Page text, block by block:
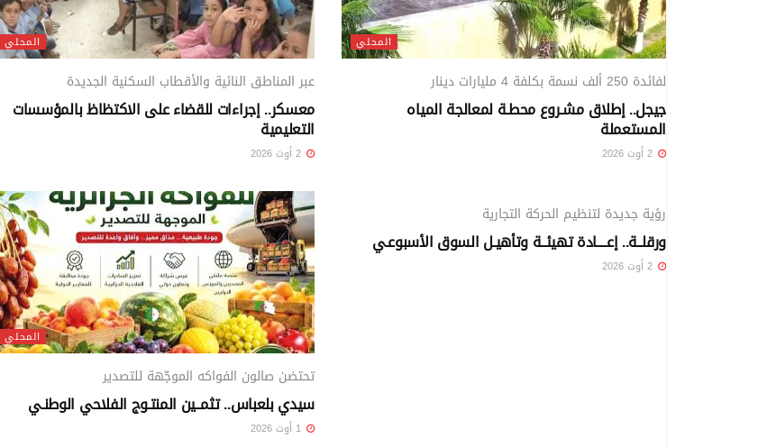
المحلي
لفائدة 250 ألف نسمة بكلفة 4 مليارات دينار
جيجل.. إطلاق مشـروع محطـة لمعالجة المياه
المستعملة
المحلي
عبر المناطق النائية والأقطاب السكنية الجديدة
معسكر.. إجراءات للقضاء على الاكتظاظ بالمؤسسات
التعليمية
رؤية جديدة لتنظيم الحركة التجارية
ورقلــة.. إعــــادة تهيئــة وتأهيـل السوق الأسبوعـي
المحلي
تحتضن صالون الفواكه الموجّهة للتصدير
سيدي بلعباس.. تثمــين المنتـوج الفلاحي الوطنـي